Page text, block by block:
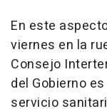
En este
viernes en la
Consejo
del Gobierno
servicio